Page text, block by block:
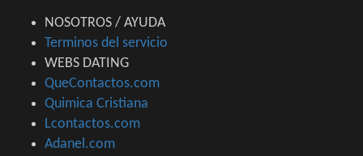
NOSOTROS / AYUDA
Terminos del servicio
WEBS DATING
QueContactos.com
Quimica Cristiana
Lcontactos.com
Adanel.com